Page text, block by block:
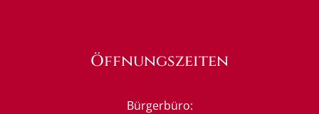
Öffnungszeiten
Bürgerbüro: